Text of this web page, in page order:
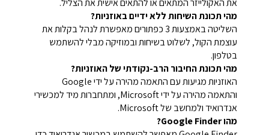
את האקולייזר המתאים או להתאים אישית את הצליל.
מהי תכונת השיחות ללא ידיים באוזניות?
השליטה באמצעות 3 כפתורים מאפשרת לנהל בקלות את
עוצמת הקול, לשלוט בשיחות ובמוזיקה מבלי להשתמש
בטלפון.
מהי תכונת החיבור הרב-נקודתי של האוזניות?
האוזניות מגיעות עם התאמה מהירה על ידי Google
והתאמה מהירה על ידי Microsoft, ומתחברות מיד למכשירי
אנדרואיד ולמחשב של Microsoft.
מהו Google Finder?